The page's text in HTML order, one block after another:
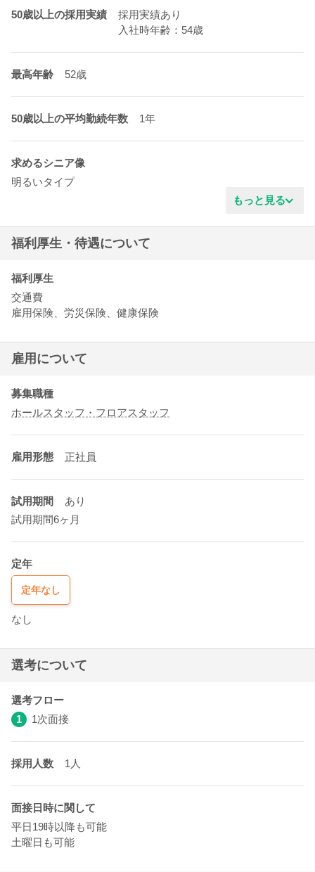
50歳以上の採用実績
採用実績あり
入社時年齢：54歳
最高年齢 52歳
50歳以上の平均勤続年数 1年
求めるシニア像
明るいタイプ
もっと見る
福利厚生・待遇について
福利厚生
交通費
雇用保険、労災保険、健康保険
雇用について
募集職種
ホールスタッフ・フロアスタッフ
雇用形態 正社員
試用期間
あり
試用期間6ヶ月
定年
定年なし
なし
選考について
選考フロー
1
1次面接
採用人数 1人
面接日時に関して
平日19時以降も可能
土曜日も可能